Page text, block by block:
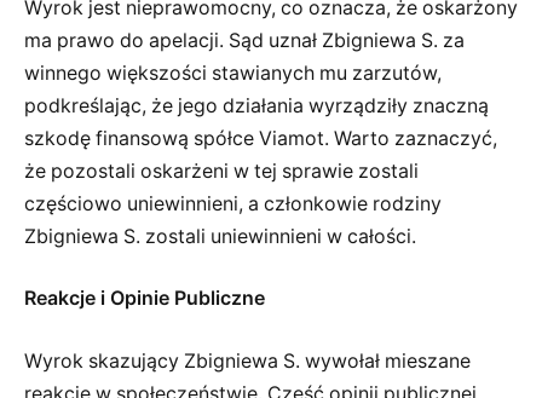
Wyrok jest nieprawomocny, co oznacza, że oskarżony
ma prawo do apelacji. Sąd uznał Zbigniewa S. za
winnego większości stawianych mu zarzutów,
podkreślając, że jego działania wyrządziły znaczną
szkodę finansową spółce Viamot. Warto zaznaczyć,
że pozostali oskarżeni w tej sprawie zostali
częściowo uniewinnieni, a członkowie rodziny
Zbigniewa S. zostali uniewinnieni w całości.
Reakcje i Opinie Publiczne
Wyrok skazujący Zbigniewa S. wywołał mieszane